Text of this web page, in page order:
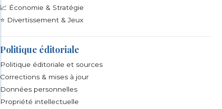
📈 Économie & Stratégie
⭐ Divertissement & Jeux
Politique éditoriale
Politique éditoriale et sources
Corrections & mises à jour
Données personnelles
Propriété intellectuelle